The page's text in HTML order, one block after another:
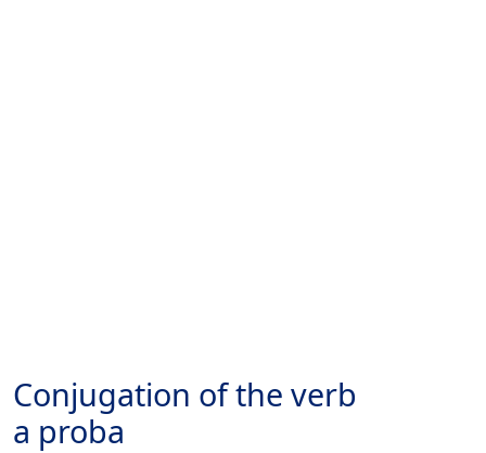
Conjugation of the verb
a proba